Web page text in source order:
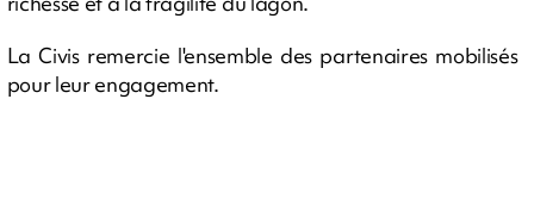
La Civis remercie l'ensemble des partenaires mobilisés
pour leur engagement.